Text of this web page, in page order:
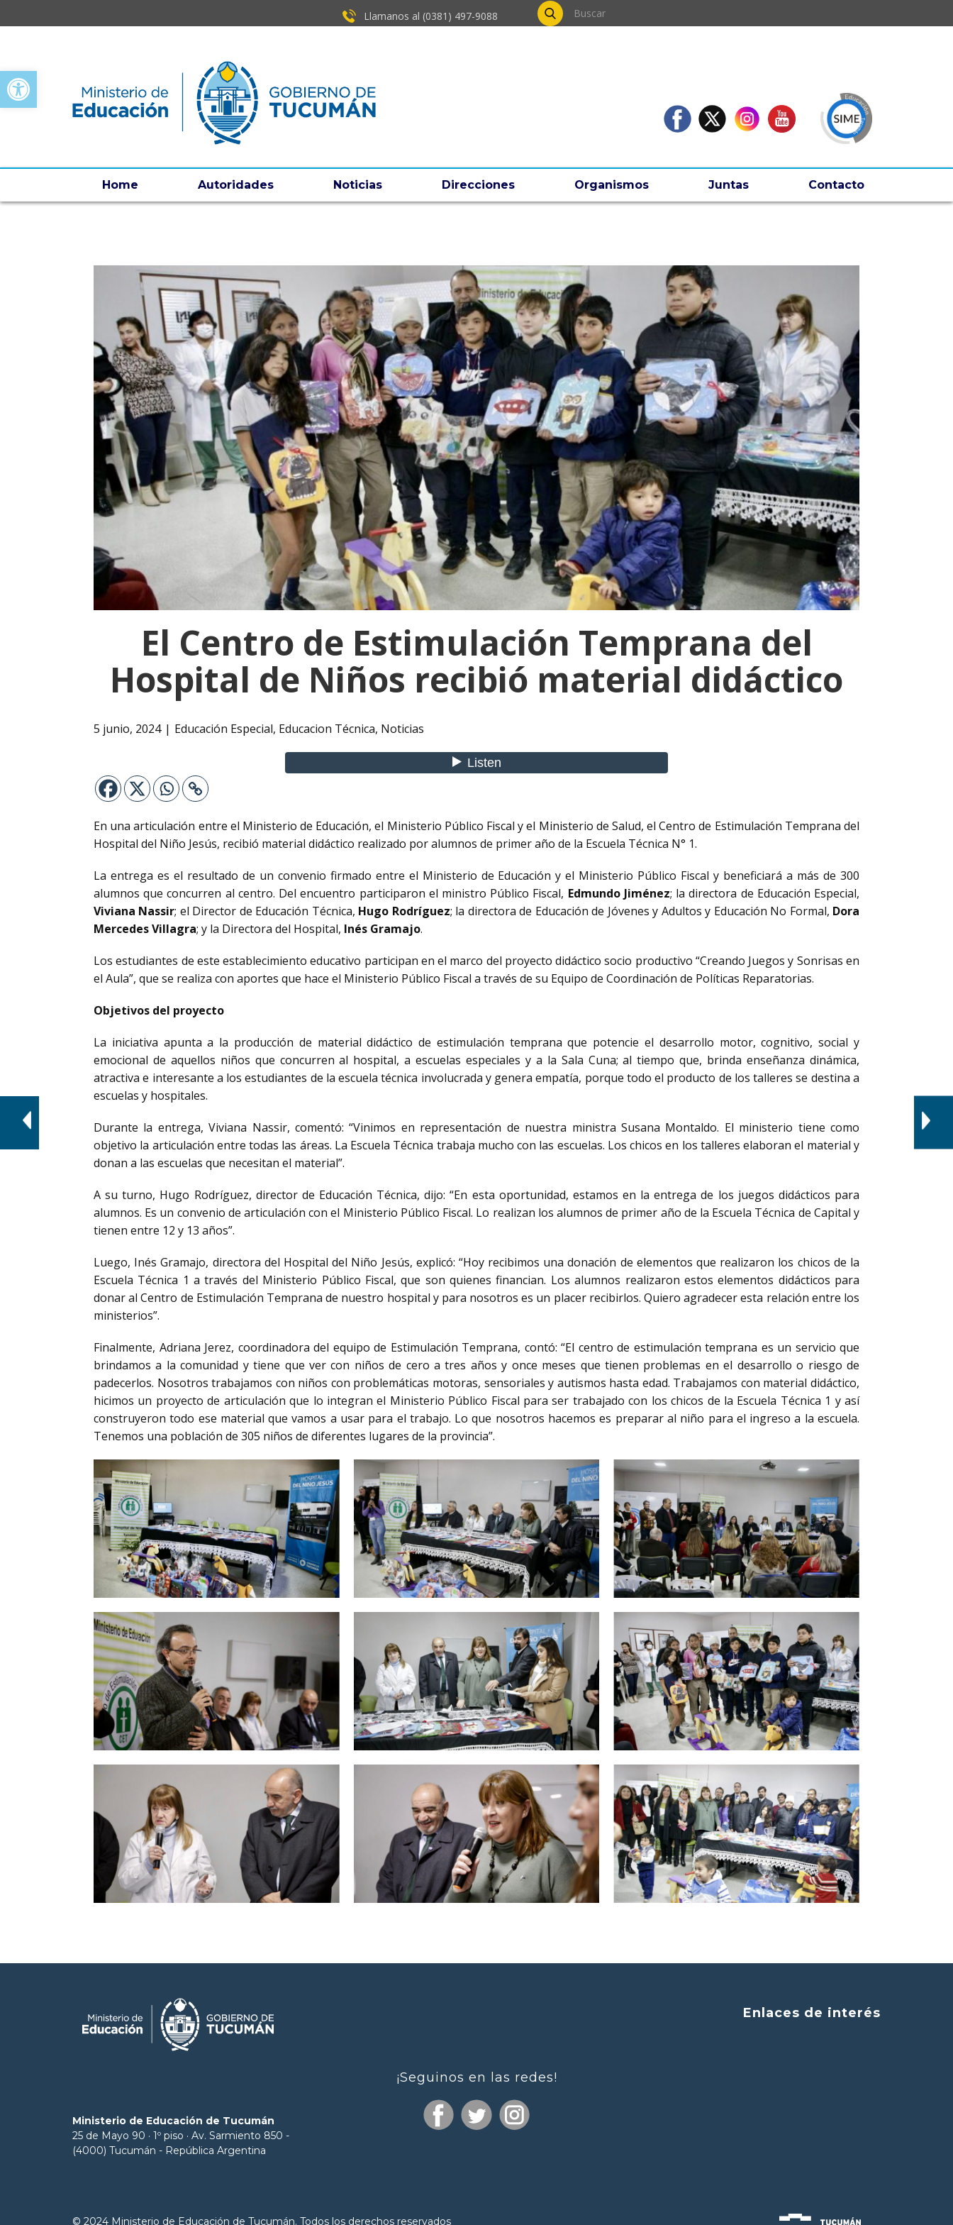
Open toolbar
Llamanos al (0381) ​497-9088
Home Autoridades Noticias Direcciones Organismos Juntas Contacto
El Centro de Estimulación Temprana del
Hospital de Niños recibió material didáctico
5 junio, 2024 Educación Especial, Educacion Técnica, Noticias
En una articulación entre el Ministerio de Educación, el Ministerio Público Fiscal y el Ministerio de Salud, el Centro de Estimulación Temprana del
Hospital del Niño Jesús, recibió material didáctico realizado por alumnos de primer año de la Escuela Técnica N° 1.
La entrega es el resultado de un convenio firmado entre el Ministerio de Educación y el Ministerio Público Fiscal y beneficiará a más de 300
alumnos que concurren al centro. Del encuentro participaron el ministro Público Fiscal, Edmundo Jiménez; la directora de Educación Especial,
Viviana Nassir; el Director de Educación Técnica, Hugo Rodríguez; la directora de Educación de Jóvenes y Adultos y Educación No Formal, Dora
Mercedes Villagra; y la Directora del Hospital, Inés Gramajo.
Los estudiantes de este establecimiento educativo participan en el marco del proyecto didáctico socio productivo “Creando Juegos y Sonrisas en
el Aula”, que se realiza con aportes que hace el Ministerio Público Fiscal a través de su Equipo de Coordinación de Políticas Reparatorias.
Objetivos del proyecto
La iniciativa apunta a la producción de material didáctico de estimulación temprana que potencie el desarrollo motor, cognitivo, social y
emocional de aquellos niños que concurren al hospital, a escuelas especiales y a la Sala Cuna; al tiempo que, brinda enseñanza dinámica,
atractiva e interesante a los estudiantes de la escuela técnica involucrada y genera empatía, porque todo el producto de los talleres se destina a
escuelas y hospitales.
Durante la entrega, Viviana Nassir, comentó: “Vinimos en representación de nuestra ministra Susana Montaldo. El ministerio tiene como
objetivo la articulación entre todas las áreas. La Escuela Técnica trabaja mucho con las escuelas. Los chicos en los talleres elaboran el material y
donan a las escuelas que necesitan el material”.
A su turno, Hugo Rodríguez, director de Educación Técnica, dijo: “En esta oportunidad, estamos en la entrega de los juegos didácticos para
alumnos. Es un convenio de articulación con el Ministerio Público Fiscal. Lo realizan los alumnos de primer año de la Escuela Técnica de Capital y
tienen entre 12 y 13 años”.
Luego, Inés Gramajo, directora del Hospital del Niño Jesús, explicó: “Hoy recibimos una donación de elementos que realizaron los chicos de la
Escuela Técnica 1 a través del Ministerio Público Fiscal, que son quienes financian. Los alumnos realizaron estos elementos didácticos para
donar al Centro de Estimulación Temprana de nuestro hospital y para nosotros es un placer recibirlos. Quiero agradecer esta relación entre los
ministerios”.
Finalmente, Adriana Jerez, coordinadora del equipo de Estimulación Temprana, contó: “El centro de estimulación temprana es un servicio que
brindamos a la comunidad y tiene que ver con niños de cero a tres años y once meses que tienen problemas en el desarrollo o riesgo de
padecerlos. Nosotros trabajamos con niños con problemáticas motoras, sensoriales y autismos hasta edad. Trabajamos con material didáctico,
hicimos un proyecto de articulación que lo integran el Ministerio Público Fiscal para ser trabajado con los chicos de la Escuela Técnica 1 y así
construyeron todo ese material que vamos a usar para el trabajo. Lo que nosotros hacemos es preparar al niño para el ingreso a la escuela.
Tenemos una población de 305 niños de diferentes lugares de la provincia”.
Ministerio de Educación de Tucumán
25 de Mayo 90 · 1º piso · Av. Sarmiento 850 -
(4000) Tucumán - República Argentina
¡Seguinos en las redes!
Enlaces de interés
© 2024 Ministerio de Educación de Tucumán. Todos los derechos reservados